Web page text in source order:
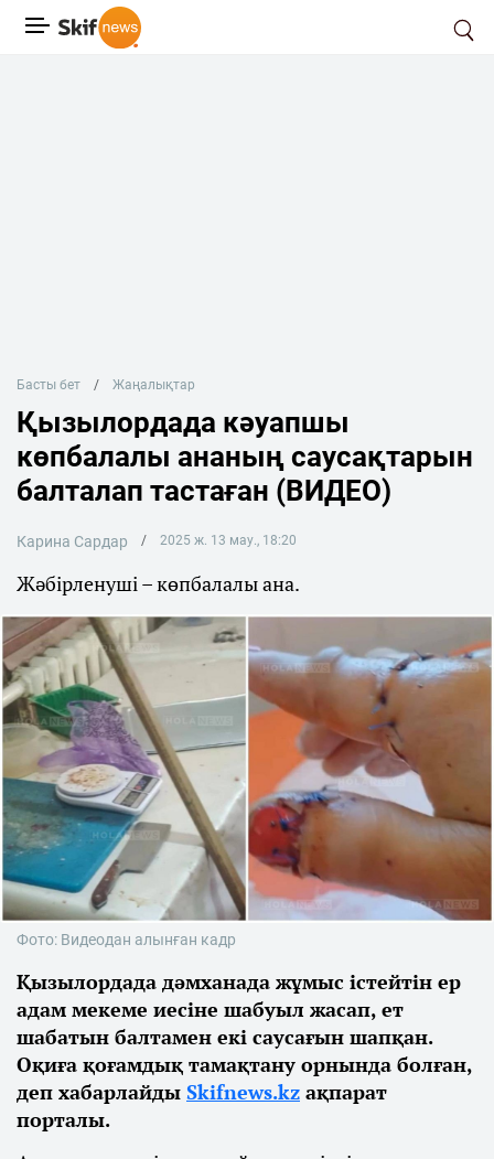
Басты бет Жаңалықтар
Қызылордада кәуапшы
көпбалалы ананың саусақтарын
балталап тастаған (ВИДЕО)
Карина Сардар 2025 ж. 13 мау., 18:20
Жәбірленуші – көпбалалы ана.
Фото: Видеодан алынған кадр
Қызылордада дәмханада жұмыс істейтін ер
адам мекеме иесіне шабуыл жасап, ет
шабатын балтамен екі саусағын шапқан.
Оқиға қоғамдық тамақтану орнында болған,
деп хабарлайды Skifnews.kz ақпарат
порталы.